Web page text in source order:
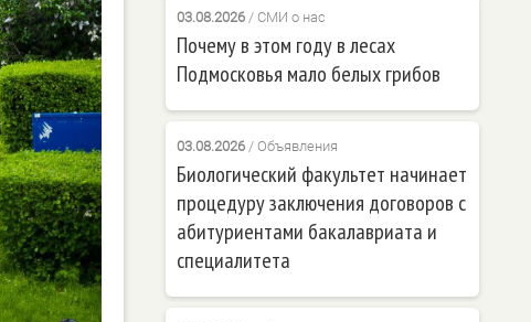
03.08.2026/ СМИ о нас
Почему в этом году в лесах
Подмосковья мало белых грибов
03.08.2026/ Объявления
Биологический факультет начинает
процедуру заключения договоров с
абитуриентами бакалавриата и
специалитета